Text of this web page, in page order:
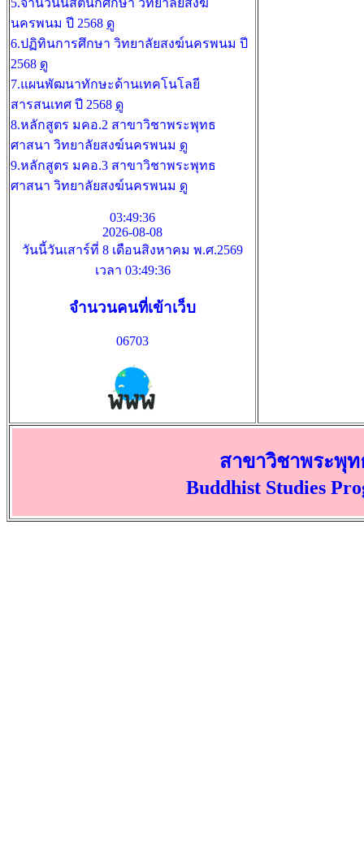
5.จำนวนนิสิตนักศึกษา วิทยาลัยสงฆ์
นครพนม ปี 2568 ดู
6.ปฏิทินการศึกษา วิทยาลัยสงฆ์นครพนม ปี
2568 ดู
7.แผนพัฒนาทักษะด้านเทคโนโลยี
สารสนเทศ ปี 2568 ดู
8.หลักสูตร มคอ.2 สาขาวิชาพระพุทธ
ศาสนา วิทยาลัยสงฆ์นครพนม ดู
9.หลักสูตร มคอ.3 สาขาวิชาพระพุทธ
ศาสนา วิทยาลัยสงฆ์นครพนม ดู
03:49:36
2026-08-08
วันนี้วันเสาร์ที่ 8 เดือนสิงหาคม พ.ศ.2569
เวลา 03:49:36
จำนวนคนที่เข้าเว็บ
06703
สาขาวิชาพระพุ
Buddhist Studies